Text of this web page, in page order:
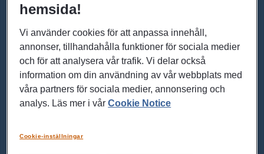
hemsida!
Vi använder cookies för att anpassa innehåll,
annonser, tillhandahålla funktioner för sociala medier
och för att analysera vår trafik. Vi delar också
information om din användning av vår webbplats med
våra partners för sociala medier, annonsering och
analys. Läs mer i vårCookie Notice
Cookie-inställningar